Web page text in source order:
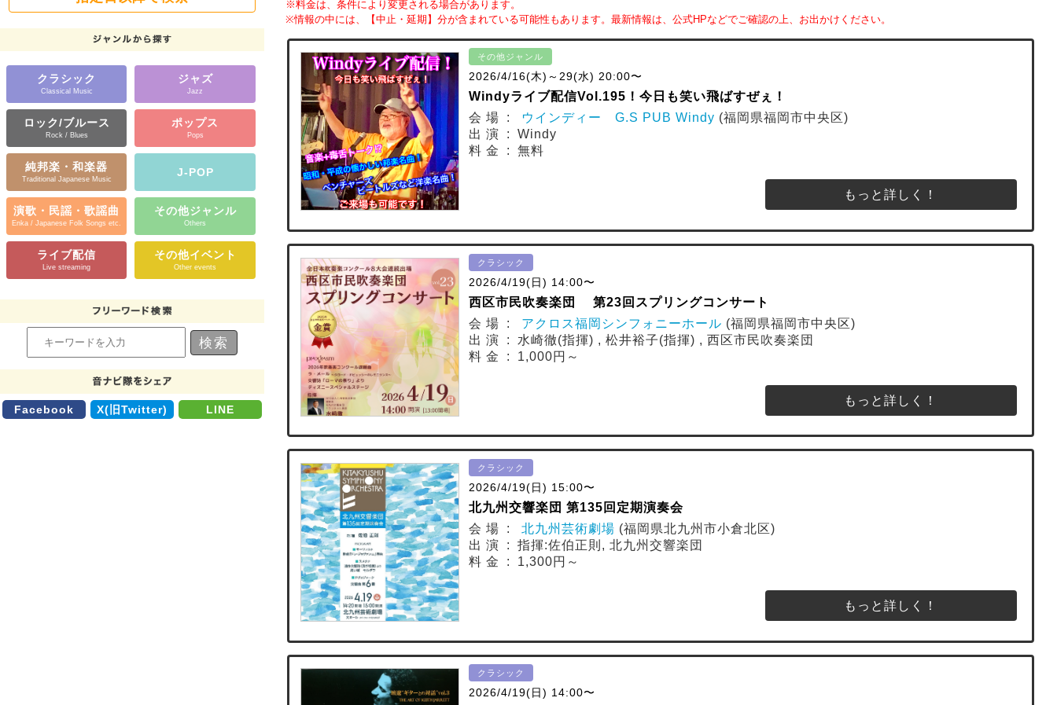
クラシック
Classical Music
ジャズ
Jazz
ロック/ブルース
Rock / Blues
ポップス
Pops
純邦楽・和楽器
Traditional Japanese Music
J-POP
演歌・民謡・歌謡曲
Enka / Japanese Folk Songs etc.
その他ジャンル
Others
ライブ配信
Live streaming
その他イベント
Other events
Facebook X(旧Twitter) LINE
※料金は、条件により変更される場合があります。
※情報の中には、【中止・延期】分が含まれている可能性もあります。最新情報は、公式HPなどでご確認の上、お出かけください。
その他ジャンル
2026/4/16(木)～29(水) 20:00〜
Windyライブ配信Vol.195！今日も笑い飛ばすぜぇ！
会 場 :
ウインディー G.S PUB Windy (福岡県福岡市中央区)
出 演 : Windy
料 金 : 無料
もっと詳しく！
クラシック
2026/4/19(日) 14:00〜
西区市民吹奏楽団 第23回スプリングコンサート
会 場 : アクロス福岡シンフォニーホール (福岡県福岡市中央区)
出 演 : 水崎徹(指揮) , 松井裕子(指揮) , 西区市民吹奏楽団
料 金 : 1,000円～
もっと詳しく！
クラシック
2026/4/19(日) 15:00〜
北九州交響楽団 第135回定期演奏会
会 場 : 北九州芸術劇場 (福岡県北九州市小倉北区)
出 演 : 指揮:佐伯正則, 北九州交響楽団
料 金 : 1,300円～
もっと詳しく！
クラシック
2026/4/19(日) 14:00〜